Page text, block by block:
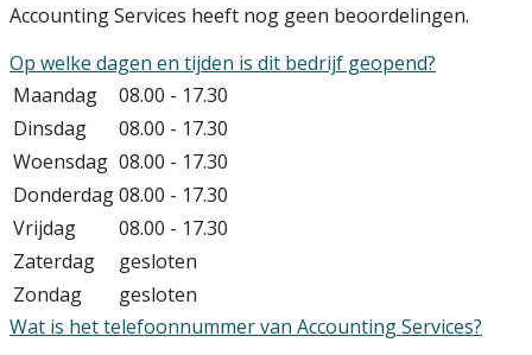
Accounting Services heeft nog geen beoordelingen.
Op welke dagen en tijden is dit bedrijf geopend?
Maandag
08.00 - 17.30
Dinsdag
08.00 - 17.30
Woensdag 08.00 - 17.30
Donderdag08.00 - 17.30
Vrijdag
08.00 - 17.30
Zaterdag
gesloten
Zondag
gesloten
Wat is het telefoonnummer van Accounting Services?